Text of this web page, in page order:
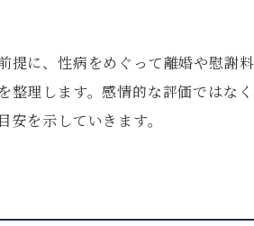
提に、性病をめぐって離婚や慰謝
理します。感情的な評価ではな
を示していきます。